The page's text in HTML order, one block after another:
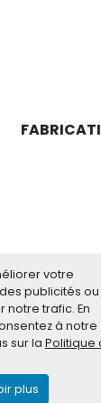
votre
publicités
trafic. En
à notre
sur la Politique
plus